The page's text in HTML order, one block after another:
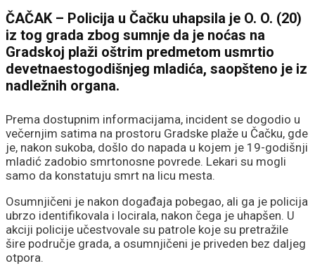
ČAČAK – Policija u Čačku uhapsila je O. O. (20)
iz tog grada zbog sumnje da je noćas na
Gradskoj plaži oštrim predmetom usmrtio
devetnaestogodišnjeg mladića, saopšteno je iz
nadležnih organa.
Prema dostupnim informacijama, incident se dogodio u
večernjim satima na prostoru Gradske plaže u Čačku, gde
je, nakon sukoba, došlo do napada u kojem je 19-godišnji
mladić zadobio smrtonosne povrede. Lekari su mogli
samo da konstatuju smrt na licu mesta.
Osumnjičeni je nakon događaja pobegao, ali ga je policija
ubrzo identifikovala i locirala, nakon čega je uhapšen. U
akciji policije učestvovale su patrole koje su pretražile
šire područje grada, a osumnjičeni je priveden bez daljeg
otpora.